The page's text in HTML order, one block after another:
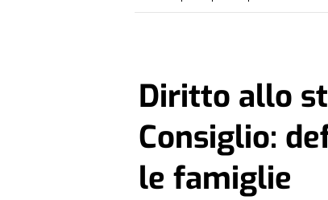
Diritto allo
Consiglio:
le famiglie